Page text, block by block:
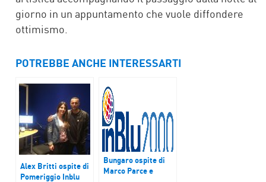
giorno in un appuntamento che vuole diffondere
ottimismo.
POTREBBE ANCHE INTERESSARTI
Alex Britti ospite di
Pomeriggio Inblu
Bungaro ospite di
Marco Parce e